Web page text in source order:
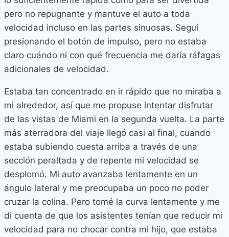
pero no repugnante y mantuve el auto a toda
velocidad incluso en las partes sinuosas. Seguí
presionando el botón de impulso, pero no estaba
claro cuándo ni con qué frecuencia me daría ráfagas
adicionales de velocidad.
Estaba tan concentrado en ir rápido que no miraba a
mi alrededor, así que me propuse intentar disfrutar
de las vistas de Miami en la segunda vuelta. La parte
más aterradora del viaje llegó casi al final, cuando
estaba subiendo cuesta arriba a través de una
sección peraltada y de repente mi velocidad se
desplomó. Mi auto avanzaba lentamente en un
ángulo lateral y me preocupaba un poco no poder
cruzar la colina. Pero tomé la curva lentamente y me
di cuenta de que los asistentes tenían que reducir mi
velocidad para no chocar contra mi hijo, que estaba